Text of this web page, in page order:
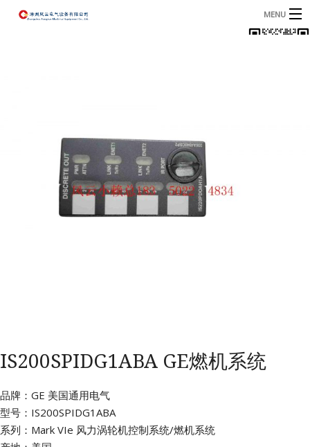
MENU
IS200SPIDG1ABA GE燃机系统
品牌：GE 美国通用电气
型号：IS200SPIDG1ABA
系列：Mark VIe 风力涡轮机控制系统/燃机系统